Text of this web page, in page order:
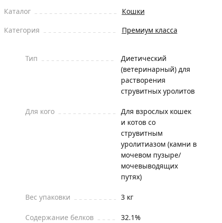
Каталог
Кошки
Категория
Премиум класса
Тип
Диетический
(ветеринарный) для
растворения
струвитных уролитов
Для кого
Для взрослых кошек
и котов со
струвитным
уролитиазом (камни в
мочевом пузыре/
мочевыводящих
путях)
Вес упаковки 3 кг
Содержание белков 32.1%